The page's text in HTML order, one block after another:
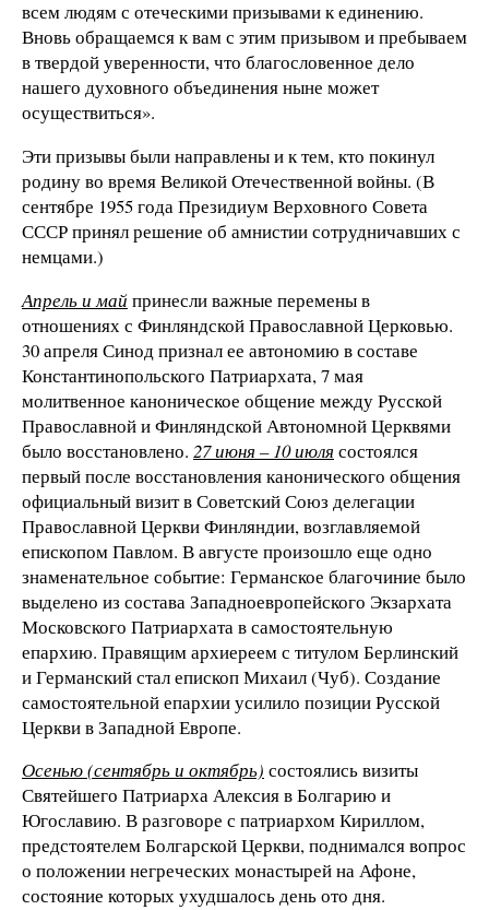
всем людям с отеческими призывами к единению.
Вновь обращаемся к вам с этим призывом и пребываем
в твердой уверенности, что благословенное дело
нашего духовного объединения ныне может
осуществиться».
Эти призывы были направлены и к тем, кто покинул
родину во время Великой Отечественной войны. (В
сентябре 1955 года Президиум Верховного Совета
СССР принял решение об амнистии сотрудничавших с
немцами.)
Апрель и майпринесли важные перемены в
отношениях с Финляндской Православной Церковью.
30 апреля Синод признал ее автономию в составе
Константинопольского Патриархата, 7 мая
молитвенное каноническое общение между Русской
Православной и Финляндской Автономной Церквями
было восстановлено. 27 июня – 10 июля состоялся
первый после восстановления канонического общения
официальный визит в Советский Союз делегации
Православной Церкви Финляндии, возглавляемой
епископом Павлом. В августе произошло еще одно
знаменательное событие: Германское благочиние было
выделено из состава Западноевропейского Экзархата
Московского Патриархата в самостоятельную
епархию. Правящим архиереем с титулом Берлинский
и Германский стал епископ Михаил (Чуб). Создание
самостоятельной епархии усилило позиции Русской
Церкви в Западной Европе.
Осенью (сентябрь и октябрь) состоялись визиты
Святейшего Патриарха Алексия в Болгарию и
Югославию. В разговоре с патриархом Кириллом,
предстоятелем Болгарской Церкви, поднимался вопрос
о положении негреческих монастырей на Афоне,
состояние которых ухудшалось день ото дня.